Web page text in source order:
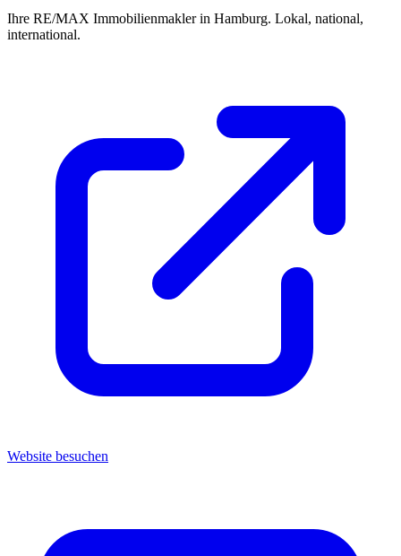
Ihre RE/MAX Immobilienmakler in Hamburg. Lokal, national,
international.
Website besuchen